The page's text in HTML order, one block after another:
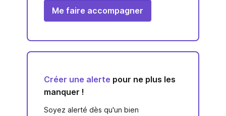
Me faire accompagner
Créer une alerte pour ne plus les
manquer !
Soyez alerté dès qu'un bien